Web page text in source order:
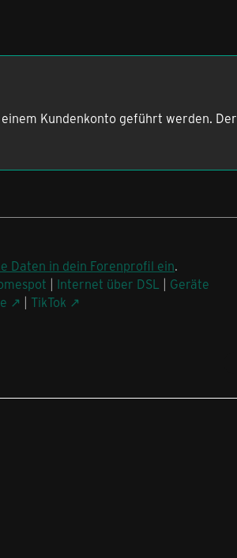
Kundenkonto geführt werden. Der
Daten in dein Forenprofil ein.
| Internet über DSL | Geräte
| TikTok